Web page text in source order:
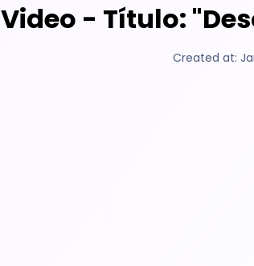
Video - Título:
Created at: